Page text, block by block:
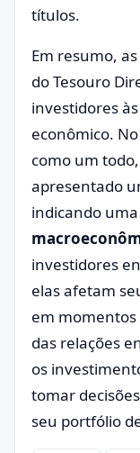
títulos.
Em resumo,
do Tesouro
investidores
econômico.
como um
apresentado
indicando
investidores
elas afetam
em
das relações
os
tomar
seu portfólio